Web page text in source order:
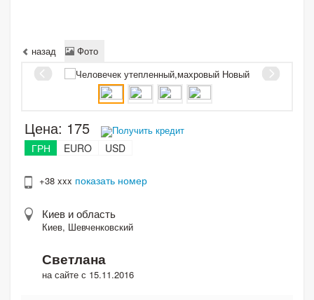
назад Фото
Цена: 175 Получить кредит
ГРН EURO USD
+38 xxx показать номер
Киев и область
Киев, Шевченковский
Светлана
на сайте с 15.11.2016